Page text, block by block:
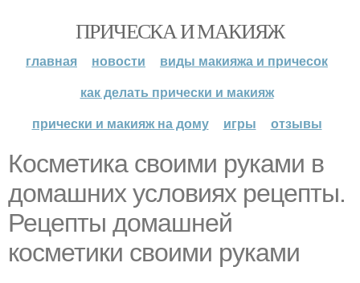
ПРИЧЕСКА И МАКИЯЖ
главная новости
виды макияжа и причесок
как делать прически и макияж
прически и макияж на дому
игры отзывы
Косметика своими руками в
домашних условиях рецепты.
Рецепты домашней
косметики своими руками